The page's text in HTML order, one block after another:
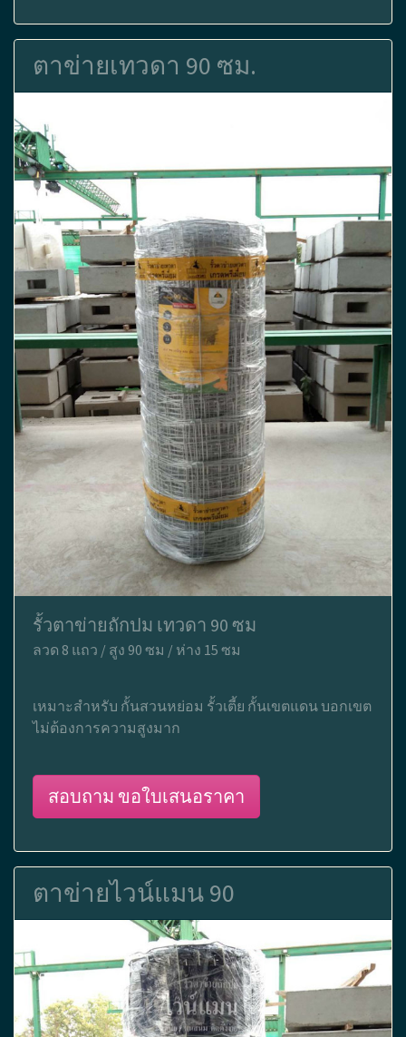
ตาข่ายเทวดา 90 ซม.
รั้วตาข่ายถักปม เทวดา 90 ซม
ลวด 8 แถว / สูง 90 ซม / ห่าง 15 ซม
เหมาะสำหรับ กั้นสวนหย่อม รั้วเตี้ย กั้นเขตแดน บอกเขต
ไม่ต้องการความสูงมาก
สอบถาม ขอใบเสนอราคา
ตาข่ายไวน์แมน 90